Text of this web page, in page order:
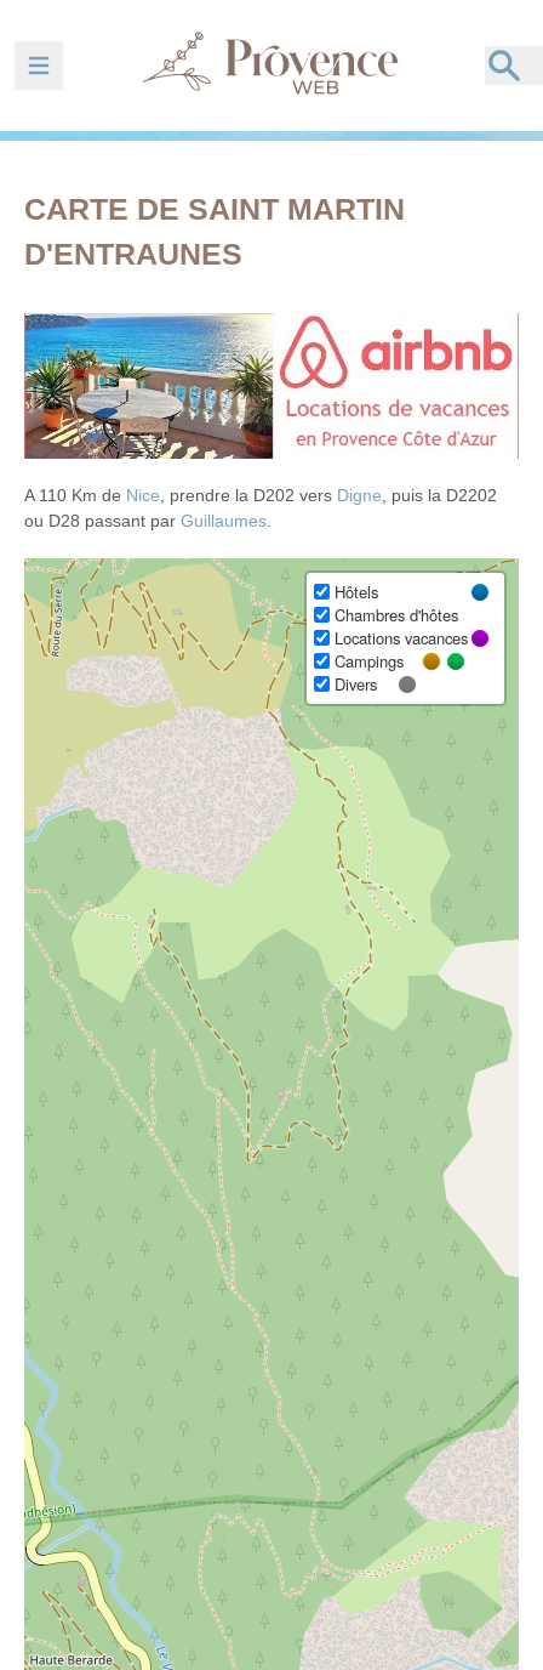
Ouvrir la barre de navigation
CARTE DE SAINT MARTIN
D'ENTRAUNES
A 110 Km de Nice , prendre la D202 vers Digne , puis la D2202
ou D28 passant par Guillaumes
Hôtels
Chambres d'hôtes
Locations vacances
Campings
Divers